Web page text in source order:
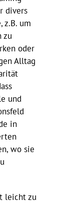
divers
z.B. um
zu
oder
Alltag
und
in
wo sie
leicht zu